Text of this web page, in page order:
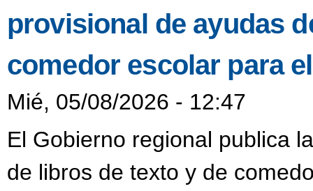
provisional de ayudas
comedor escolar para
Mié, 05/08/2026 - 12:47
El Gobierno regional publica
de libros de texto y de